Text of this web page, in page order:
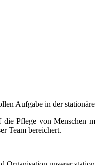
Aufgabe in der
die Pflege von Menschen
Team bereichert.